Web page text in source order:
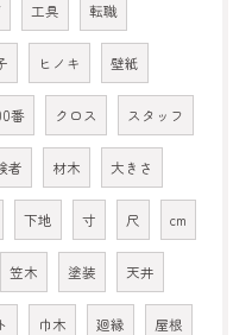
工具 転職
ヒノキ 壁紙
番 クロス スタッフ
者 材木 大きさ
下地 寸 尺 cm
笠木 塗装 天井
巾木 廻縁 屋根